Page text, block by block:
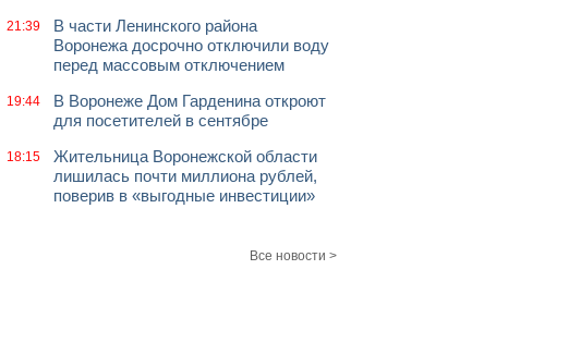
21:39
В части Ленинского района
Воронежа досрочно отключили воду
перед массовым отключением
19:44
В Воронеже Дом Гарденина откроют
для посетителей в сентябре
18:15
Жительница Воронежской области
лишилась почти миллиона рублей,
поверив в «выгодные инвестиции»
Все новости >